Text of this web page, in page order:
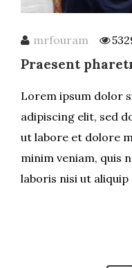
mrfouram
Praesent
Lorem ipsum dolor
adipiscing elit, sed
ut labore et dolore
minim veniam, quis
laboris nisi ut aliquip